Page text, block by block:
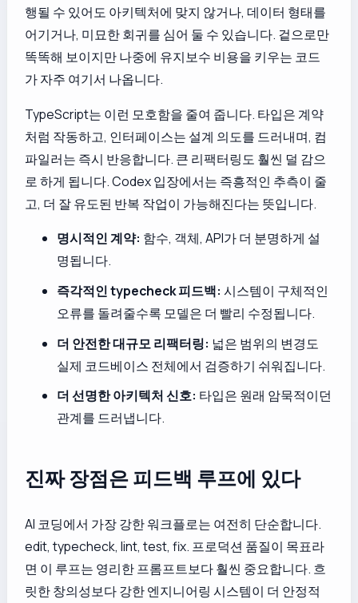
행될 수 있어도 아키텍처에 맞지 않거나, 데이터 형태를
어기거나, 미묘한 회귀를 심어 둘 수 있습니다. 겉으로만
똑똑해 보이지만 나중에 유지보수 비용을 키우는 코드
가 자주 여기서 나옵니다.
TypeScript는 이런 모호함을 줄여 줍니다. 타입은 계약
처럼 작동하고, 인터페이스는 설계 의도를 드러내며, 컴
파일러는 즉시 반응합니다. 큰 리팩터링도 훨씬 덜 감으
로 하게 됩니다. Codex 입장에서는 즉흥적인 추측이 줄
고, 더 잘 유도된 반복 작업이 가능해진다는 뜻입니다.
명시적인 계약: 함수, 객체, API가 더 분명하게 설
명됩니다.
즉각적인 typecheck 피드백: 시스템이 구체적인
오류를 돌려줄수록 모델은 더 빨리 수정됩니다.
더 안전한 대규모 리팩터링: 넓은 범위의 변경도
실제 코드베이스 전체에서 검증하기 쉬워집니다.
더 선명한 아키텍처 신호: 타입은 원래 암묵적이던
관계를 드러냅니다.
진짜 장점은 피드백 루프에 있다
AI 코딩에서 가장 강한 워크플로는 여전히 단순합니다.
edit, typecheck, lint, test, fix. 프로덕션 품질이 목표라
면 이 루프는 영리한 프롬프트보다 훨씬 중요합니다. 흐
릿한 창의성보다 강한 엔지니어링 시스템이 더 안정적